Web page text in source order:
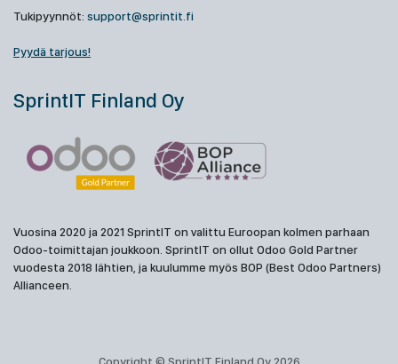
Tukipyynnöt: support@sprintit.fi
Pyydä tarjous!
SprintIT Finland Oy
Vuosina 2020 ja 2021 SprintIT on valittu Euroopan kolmen parhaan
Odoo-toimittajan joukkoon. SprintIT on ollut Odoo Gold Partner
vuodesta 2018 lähtien, ja kuulumme myös BOP (Best Odoo Partners)
Allianceen.
Copyright © SprintIT Finland Oy 2026